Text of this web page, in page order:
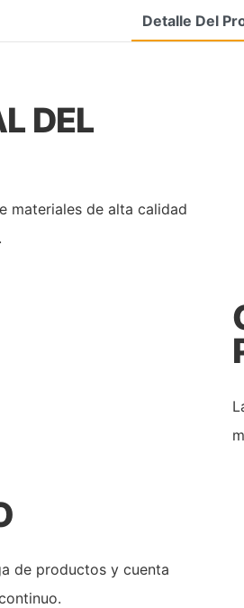
Detalle Del
DEL
materiales de alta calidad
de productos y cuenta